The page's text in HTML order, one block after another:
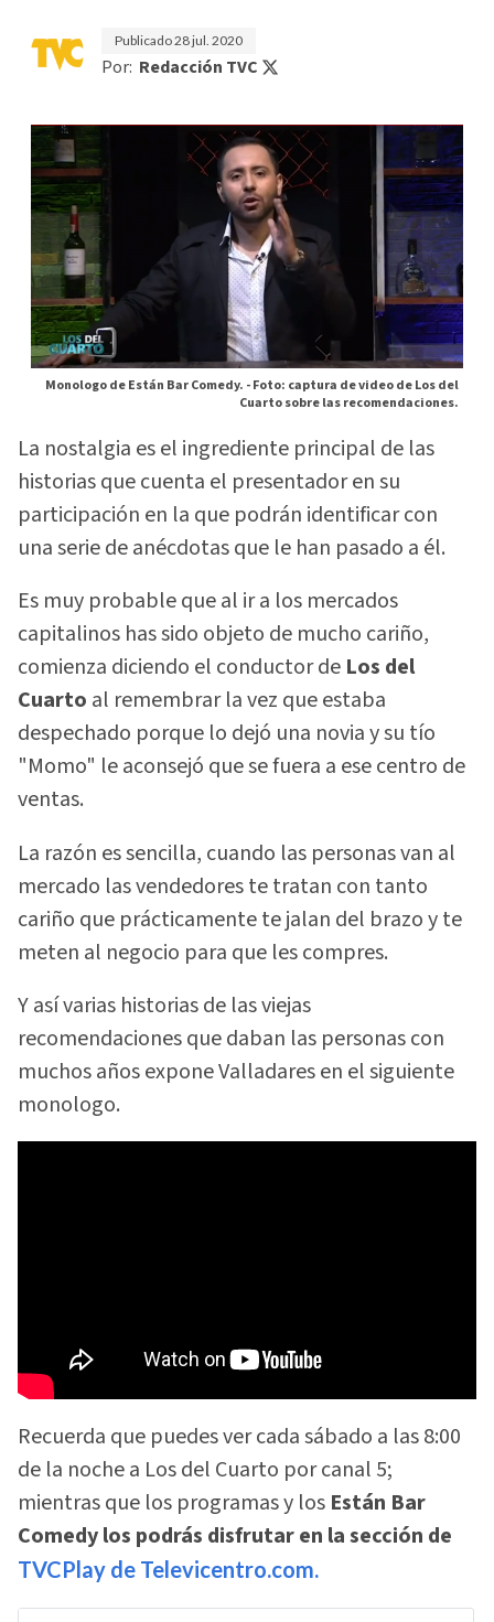
Publicado28 jul. 2020
Por: Redacción TVC
Monologo de Están Bar Comedy. -Foto: captura de video de Los del
Cuarto sobre las recomendaciones.
La nostalgia es el ingrediente principal de las
historias que cuenta el presentador en su
participación en la que podrán identificar con
una serie de anécdotas que le han pasado a él.
Es muy probable que al ir a los mercados
capitalinos has sido objeto de mucho cariño,
comienza diciendo el conductor de Los del
Cuarto al remembrar la vez que estaba
despechado porque lo dejó una novia y su tío
"Momo" le aconsejó que se fuera a ese centro de
ventas.
La razón es sencilla, cuando las personas van al
mercado las vendedores te tratan con tanto
cariño que prácticamente te jalan del brazo y te
meten al negocio para que les compres.
Y así varias historias de las viejas
recomendaciones que daban las personas con
muchos años expone Valladares en el siguiente
monologo.
Recuerda que puedes ver cada sábado a las 8:00
de la noche a Los del Cuarto por canal 5;
mientras que los programas y los Están Bar
Comedy los podrás disfrutar en la sección de
TVCPlay de Televicentro.com.